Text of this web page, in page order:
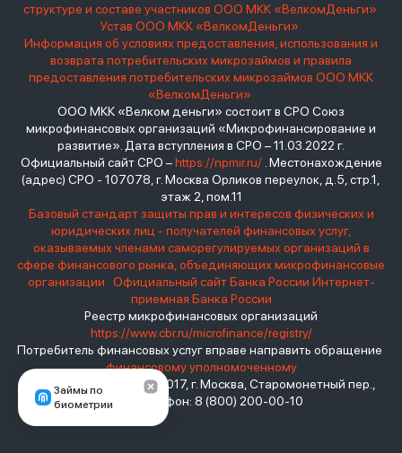
Займы по
биометрии
структуре и составе участников ООО МКК «ВелкомДеньги»
Устав ООО МКК «ВелкомДеньги»
Информация об условиях предоставления, использования и
возврата потребительских микрозаймов и правила
предоставления потребительских микрозаймов ООО МКК
«ВелкомДеньги»
ООО МКК «Велком деньги» состоит в СРО Союз
микрофинансовых организаций «Микрофинансирование и
развитие». Дата вступления в СРО – 11.03.2022 г.
Официальный сайт СРО –https://npmir.ru/. Местонахождение
(адрес) СРО - 107078, г. Москва Орликов переулок, д.5, стр.1,
этаж 2, пом.11
Базовый стандарт защиты прав и интересов физических и
юридических лиц - получателей финансовых услуг,
оказываемых членами саморегулируемых организаций в
сфере финансового рынка, объединяющих микрофинансовые
организации
Официальный сайт Банка России Интернет-
приемная Банка России
Реестр микрофинансовых организаций
https://www.cbr.ru/microfinance/registry/
Потребитель финансовых услуг вправе направить обращение
финансовому уполномоченному
Место нахождения: 119017, г. Москва, Старомонетный пер.,
дом 3 Телефон: 8 (800) 200-00-10
взять займ - <a href="https://viruchay.ru">выручай</a> -